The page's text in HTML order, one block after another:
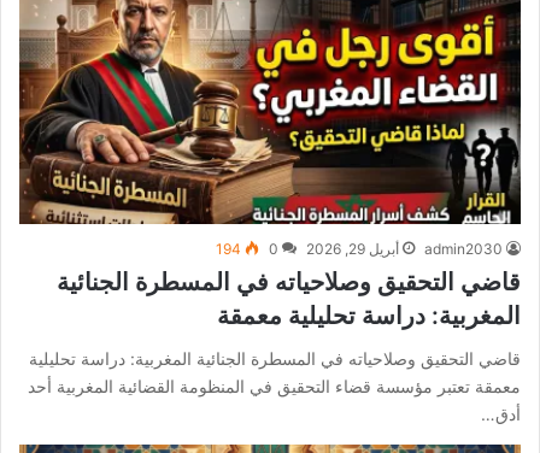
admin2030 أبريل 29, 2026 0
194
قاضي التحقيق وصلاحياته في المسطرة الجنائية
المغربية: دراسة تحليلية معمقة
قاضي التحقيق وصلاحياته في المسطرة الجنائية المغربية: دراسة تحليلية
معمقة تعتبر مؤسسة قضاء التحقيق في المنظومة القضائية المغربية أحد
أدق…